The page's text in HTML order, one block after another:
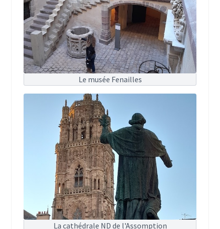
Le musée Fenailles
La cathédrale ND de l'Assomption